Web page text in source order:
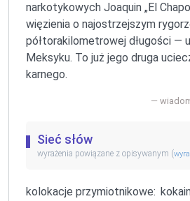
narkotykowych Joaquin „El
więzienia o najostrzejszym
półtorakilometrowej długości —
Meksyku. To już jego druga
karnego.
Sieć słów
wyrażenia powiązane z opisywanym (
kolokacje przymiotnikowe: